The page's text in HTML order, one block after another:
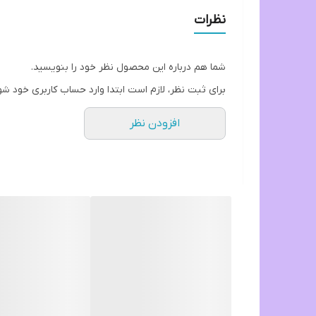
نظرات
شما هم درباره این محصول نظر خود را بنویسید.
برای ثبت نظر، لازم است ابتدا وارد حساب کاربری خود
افزودن نظر